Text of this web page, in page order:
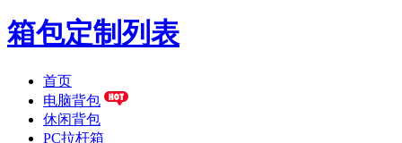
箱包定制列表
首页
电脑背包
休闲背包
PC拉杆箱